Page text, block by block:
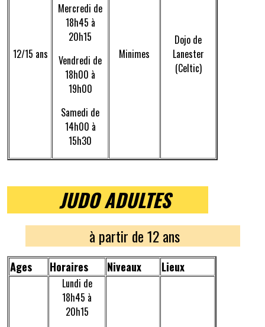
12/15 ans
Mercredi de
18h45 à
20h15
Vendredi de
18h00 à
19h00
Samedi de
14h00 à
15h30
Minimes
Dojo de
Lanester
(Celtic)
JUDO ADULTES
à partir de 12 ans
Ages Horaires Niveaux Lieux
Lundi de
18h45 à
20h15